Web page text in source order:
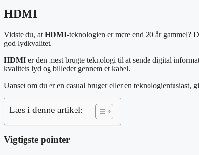
HDMI
Vidste du, at HDMI-teknologien er mere end 20 år
god lydkvalitet.
HDMI er den mest brugte teknologi til at sende digital
kvalitets lyd og billeder gennem et kabel.
Uanset om du er en casual bruger eller en teknologientusiast,
Læs i denne artikel:
Vigtigste pointer